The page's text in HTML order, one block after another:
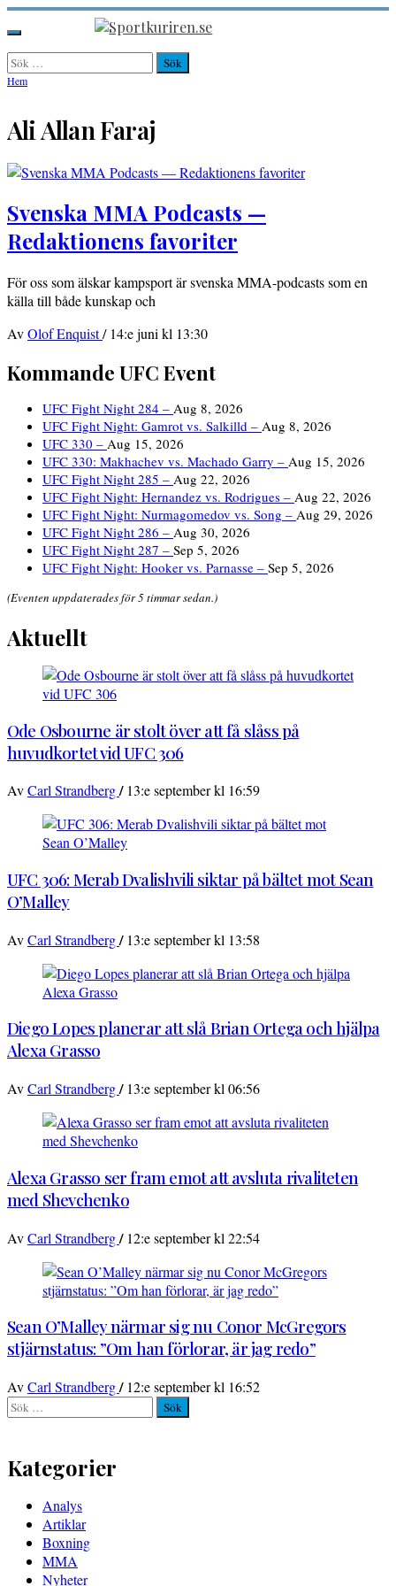
Hoppa
till
innehåll
Sportkuriren.se
Primär
meny
Sök
efter:
Hem
Ali Allan Faraj
Svenska MMA Podcasts —
Redaktionens favoriter
För oss som älskar kampsport är svenska MMA-podcasts som en
källa till både kunskap och
AvOlof Enquist/ 14:e juni kl 13:30
Kommande UFC Event
UFC Fight Night 284 – Aug 8, 2026
UFC Fight Night: Gamrot vs. Salkilld – Aug 8, 2026
UFC 330 – Aug 15, 2026
UFC 330: Makhachev vs. Machado Garry – Aug 15, 2026
UFC Fight Night 285 – Aug 22, 2026
UFC Fight Night: Hernandez vs. Rodrigues – Aug 22, 2026
UFC Fight Night: Nurmagomedov vs. Song – Aug 29, 2026
UFC Fight Night 286 – Aug 30, 2026
UFC Fight Night 287 – Sep 5, 2026
UFC Fight Night: Hooker vs. Parnasse – Sep 5, 2026
(Eventen uppdaterades för 5 timmar sedan.)
Aktuellt
Ode Osbourne är stolt över att få slåss på
huvudkortet vid UFC 306
AvCarl Strandberg/ 13:e september kl 16:59
UFC 306: Merab Dvalishvili siktar på bältet mot Sean
O’Malley
AvCarl Strandberg/ 13:e september kl 13:58
Diego Lopes planerar att slå Brian Ortega och hjälpa
Alexa Grasso
AvCarl Strandberg/ 13:e september kl 06:56
Alexa Grasso ser fram emot att avsluta rivaliteten
med Shevchenko
AvCarl Strandberg/ 12:e september kl 22:54
Sean O’Malley närmar sig nu Conor McGregors
stjärnstatus: ”Om han förlorar, är jag redo”
AvCarl Strandberg/ 12:e september kl 16:52
Sök
efter:
Kategorier
Analys
Artiklar
Boxning
MMA
Nyheter